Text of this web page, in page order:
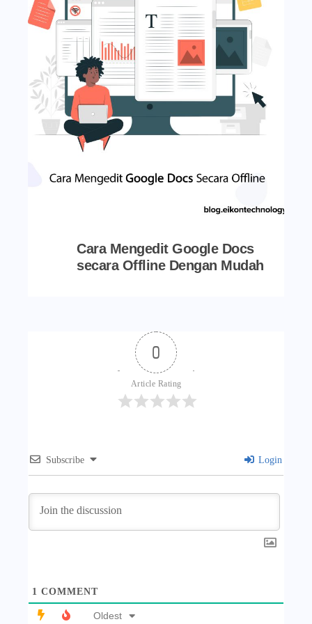
Cara Mengedit Google Docs
secara Offline Dengan Mudah
0
Article Rating
Subscribe Login
1 COMMENT
Oldest